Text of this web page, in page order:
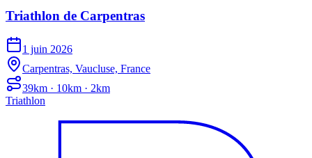
Triathlon de Carpentras
1 juin 2026
Carpentras, Vaucluse, France
39km · 10km · 2km
Triathlon